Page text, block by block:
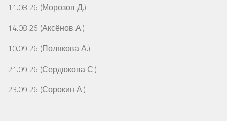
11.08.26 (Морозов Д.)
14.08.26 (Аксёнов А.)
10.09.26 (Полякова А.)
21.09.26 (Сердюкова С.)
23.09.26 (Сорокин А.)